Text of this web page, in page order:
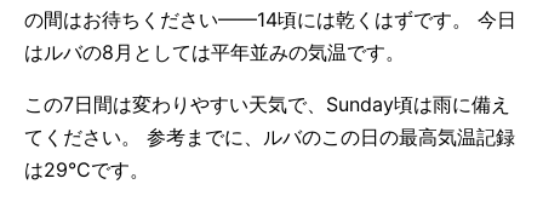
の間はお待ちください——14頃には乾くはずです。 今日
はルバの8月としては平年並みの気温です。
この7日間は変わりやすい天気で、Sunday頃は雨に備え
てください。 参考までに、ルバのこの日の最高気温記録
は29°Cです。